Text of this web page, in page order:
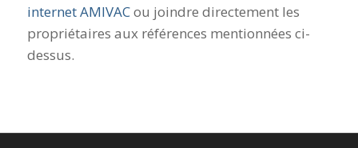
internet AMIVACou joindre directement les
propriétaires aux références mentionnées ci-
dessus.